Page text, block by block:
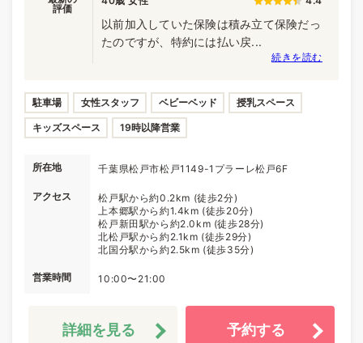
評価
以前加入していた保険は積み立て保険だっ
たのですが、特約には払い戻...
続きを読む
駐車場 女性スタッフ ベビーベッド 授乳スペース
キッズスペース 19時以降営業
所在地 千葉県松戸市松戸1149-1プラーレ松戸6F
アクセス
松戸駅から約0.2km (徒歩2分)
上本郷駅から約1.4km (徒歩20分)
松戸新田駅から約2.0km (徒歩28分)
北松戸駅から約2.1km (徒歩29分)
北国分駅から約2.5km (徒歩35分)
営業時間 10:00〜21:00
詳細を見る 予約する